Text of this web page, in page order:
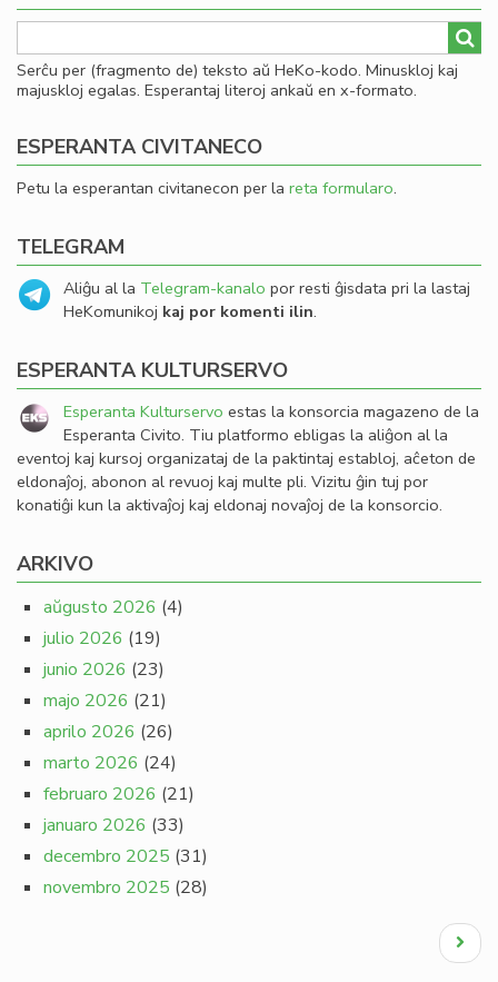
Serĉu per (fragmento de) teksto aŭ HeKo-kodo. Minuskloj kaj
majuskloj egalas. Esperantaj literoj ankaŭ en x-formato.
ESPERANTA CIVITANECO
Petu la esperantan civitanecon per la reta formularo.
TELEGRAM
Aliĝu al la Telegram-kanalo por resti ĝisdata pri la lastaj
HeKomunikoj kaj por komenti ilin.
ESPERANTA KULTURSERVO
Esperanta Kulturservo estas la konsorcia magazeno de la
Esperanta Civito. Tiu platformo ebligas la aliĝon al la
eventoj kaj kursoj organizataj de la paktintaj establoj, aĉeton de
eldonaĵoj, abonon al revuoj kaj multe pli. Vizitu ĝin tuj por
konatiĝi kun la aktivaĵoj kaj eldonaj novaĵoj de la konsorcio.
ARKIVO
aŭgusto 2026 (4)
julio 2026 (19)
junio 2026 (23)
majo 2026 (21)
aprilo 2026 (26)
marto 2026 (24)
februaro 2026 (21)
januaro 2026 (33)
decembro 2025 (31)
novembro 2025 (28)
Next
page